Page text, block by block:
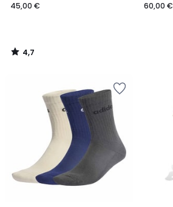
45,00 €
4,7
/
60,00 €